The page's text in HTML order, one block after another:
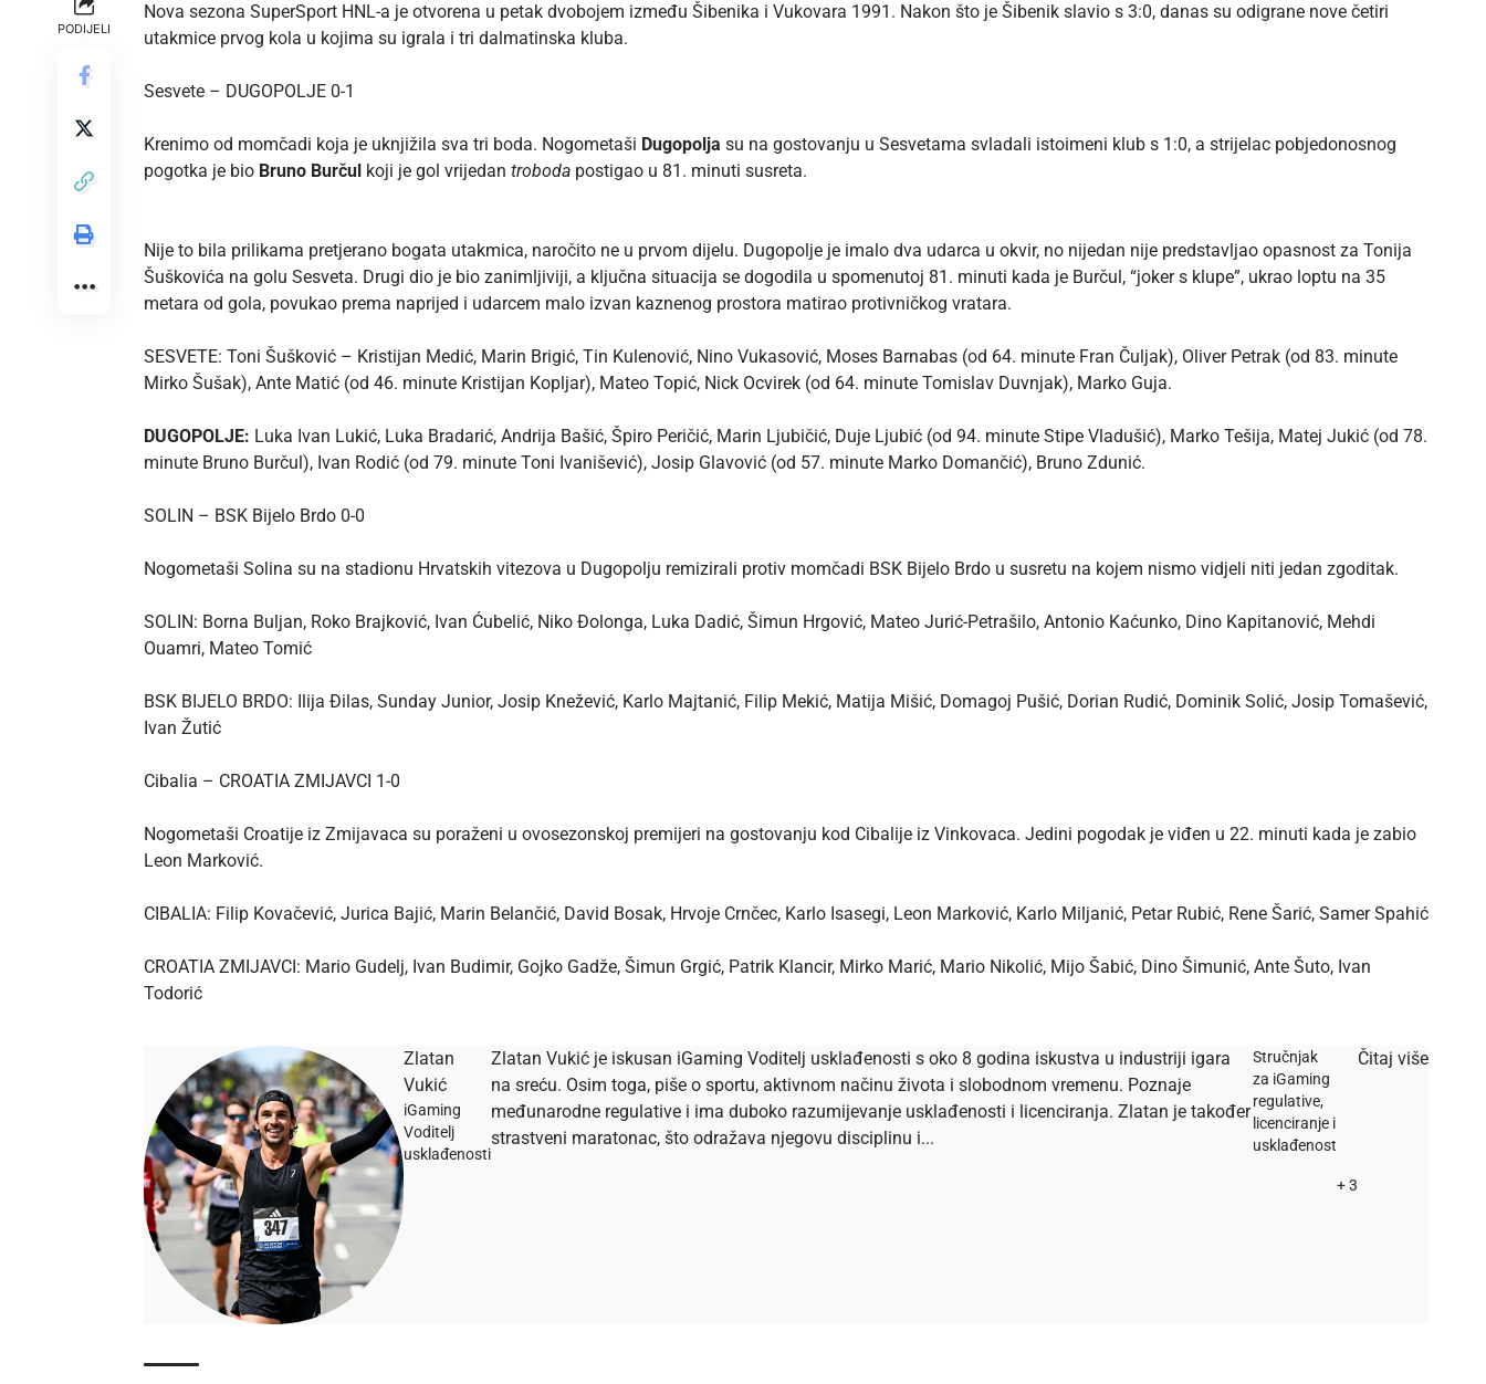
PODIJELI
Nova sezona SuperSport HNL-a je otvorena u petak dvobojem između Šibenika i Vukovara 1991. Nakon što je Šibenik slavio s 3:0, danas su odigrane nove četiri
utakmice prvog kola u kojima su igrala i tri dalmatinska kluba.
Sesvete – DUGOPOLJE 0-1
Krenimo od momčadi koja je uknjižila sva tri boda. Nogometaši Dugopolja su na gostovanju u Sesvetama svladali istoimeni klub s 1:0, a strijelac pobjedonosnog
pogotka je bio Bruno Burčul koji je gol vrijedan troboda postigao u 81. minuti susreta.
Nije to bila prilikama pretjerano bogata utakmica, naročito ne u prvom dijelu. Dugopolje je imalo dva udarca u okvir, no nijedan nije predstavljao opasnost za Tonija
Šuškovića na golu Sesveta. Drugi dio je bio zanimljiviji, a ključna situacija se dogodila u spomenutoj 81. minuti kada je Burčul, “joker s klupe”, ukrao loptu na 35
metara od gola, povukao prema naprijed i udarcem malo izvan kaznenog prostora matirao protivničkog vratara.
SESVETE: Toni Šušković – Kristijan Medić, Marin Brigić, Tin Kulenović, Nino Vukasović, Moses Barnabas (od 64. minute Fran Čuljak), Oliver Petrak (od 83. minute
Mirko Šušak), Ante Matić (od 46. minute Kristijan Kopljar), Mateo Topić, Nick Ocvirek (od 64. minute Tomislav Duvnjak), Marko Guja.
DUGOPOLJE: Luka Ivan Lukić, Luka Bradarić, Andrija Bašić, Špiro Peričić, Marin Ljubičić, Duje Ljubić (od 94. minute Stipe Vladušić), Marko Tešija, Matej Jukić (od 78.
minute Bruno Burčul), Ivan Rodić (od 79. minute Toni Ivanišević), Josip Glavović (od 57. minute Marko Domančić), Bruno Zdunić.
SOLIN – BSK Bijelo Brdo 0-0
Nogometaši Solina su na stadionu Hrvatskih vitezova u Dugopolju remizirali protiv momčadi BSK Bijelo Brdo u susretu na kojem nismo vidjeli niti jedan zgoditak.
SOLIN: Borna Buljan, Roko Brajković, Ivan Ćubelić, Niko Đolonga, Luka Dadić, Šimun Hrgović, Mateo Jurić-Petrašilo, Antonio Kaćunko, Dino Kapitanović, Mehdi
Ouamri, Mateo Tomić
BSK BIJELO BRDO: Ilija Đilas, Sunday Junior, Josip Knežević, Karlo Majtanić, Filip Mekić, Matija Mišić, Domagoj Pušić, Dorian Rudić, Dominik Solić, Josip Tomašević,
Ivan Žutić
Cibalia – CROATIA ZMIJAVCI 1-0
Nogometaši Croatije iz Zmijavaca su poraženi u ovosezonskoj premijeri na gostovanju kod Cibalije iz Vinkovaca. Jedini pogodak je viđen u 22. minuti kada je zabio
Leon Marković.
CIBALIA: Filip Kovačević, Jurica Bajić, Marin Belančić, David Bosak, Hrvoje Crnčec, Karlo Isasegi, Leon Marković, Karlo Miljanić, Petar Rubić, Rene Šarić, Samer Spahić
CROATIA ZMIJAVCI: Mario Gudelj, Ivan Budimir, Gojko Gadže, Šimun Grgić, Patrik Klancir, Mirko Marić, Mario Nikolić, Mijo Šabić, Dino Šimunić, Ante Šuto, Ivan
Todorić
Zlatan
Vukić
iGaming
Voditelj
usklađenosti
Zlatan Vukić je iskusan iGaming Voditelj usklađenosti s oko 8 godina iskustva u industriji igara
na sreću. Osim toga, piše o sportu, aktivnom načinu života i slobodnom vremenu. Poznaje
međunarodne regulative i ima duboko razumijevanje usklađenosti i licenciranja. Zlatan je također
strastveni maratonac, što odražava njegovu disciplinu i...
Stručnjak
za iGaming
regulative,
licenciranje i
usklađenost
+ 3
Čitaj više